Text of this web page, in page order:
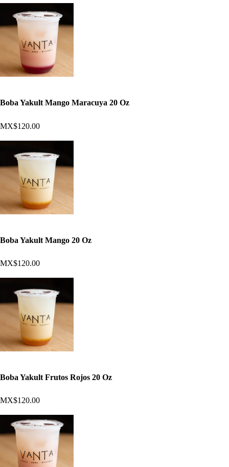
Boba Yakult Mango Maracuya 20 Oz
MX$120.00
Boba Yakult Mango 20 Oz
MX$120.00
Boba Yakult Frutos Rojos 20 Oz
MX$120.00